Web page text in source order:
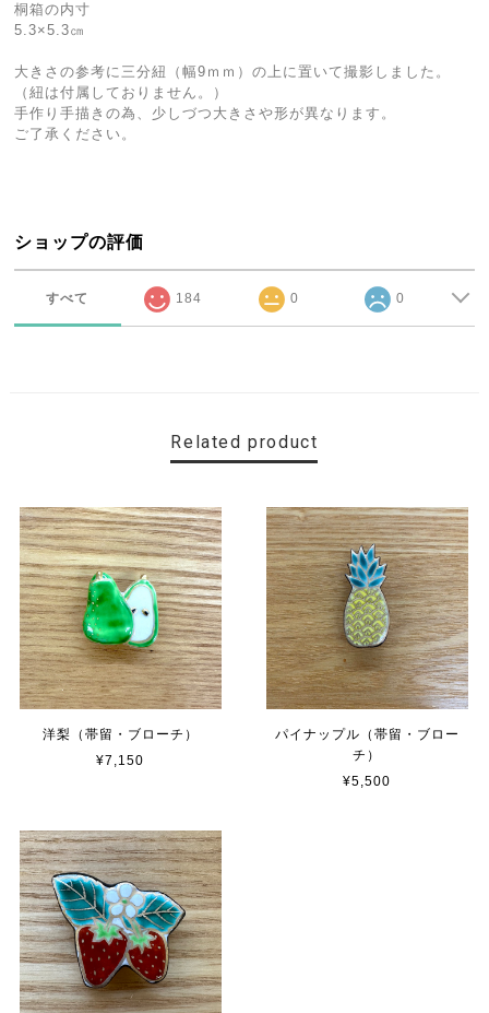
桐箱の内寸
5.3×5.3㎝
大きさの参考に三分紐（幅9ｍｍ）の上に置いて撮影しました。
（紐は付属しておりません。）
手作り手描きの為、少しづつ大きさや形が異なります。
ご了承ください。
ショップの評価
すべて 184 0 0
Related product
洋梨（帯留・ブローチ）
¥7,150
パイナップル（帯留・ブロー
チ）
¥5,500